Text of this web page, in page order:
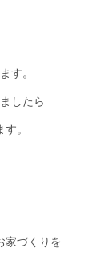
す。
したら
。
家づくりを